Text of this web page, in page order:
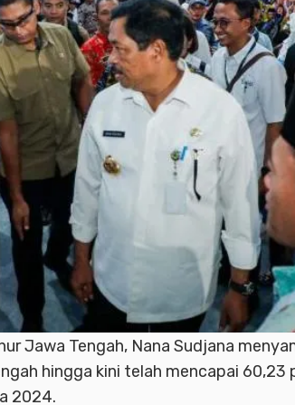
Jawa Tengah, Nana Sudjana
hingga kini telah mencapai 60,23
2024.